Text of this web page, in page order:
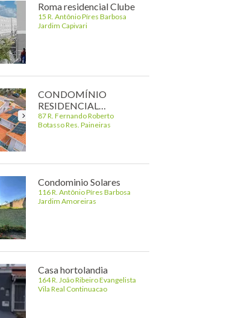
Roma residencial Clube
15 R. Antônio Píres Barbosa
Jardim Capivari
CONDOMÍNIO
RESIDENCIAL
PAINEIRAS
87 R. Fernando Roberto
Botasso Res. Paineiras
Condominio Solares
116 R. Antônio Píres Barbosa
Jardim Amoreiras
Casa hortolandia
164 R. João Ribeiro Evangelista
Vila Real Continuacao